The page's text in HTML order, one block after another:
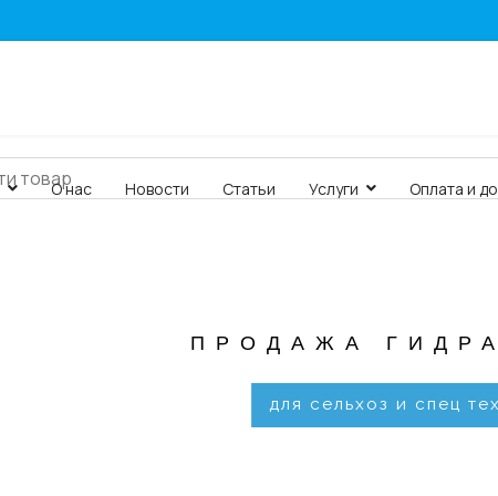
О нас Новости Статьи Услуги Оплата и
ПРОДАЖА
для сельхоз и спец